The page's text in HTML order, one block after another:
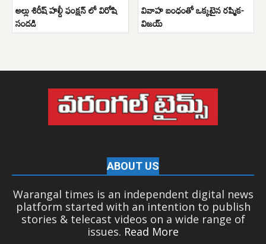
అల్లు శిరీష్ హల్దీ ఫంక్షన్ లో విరోషి
సందడి
వివాహ బంధంతో ఒక్కటైన రష్మిక-
విజయ్
ABOUT US
Warangal times is an independent digital news
platform started with an intention to publish
stories & telecast videos on a wide range of
issues. Read More